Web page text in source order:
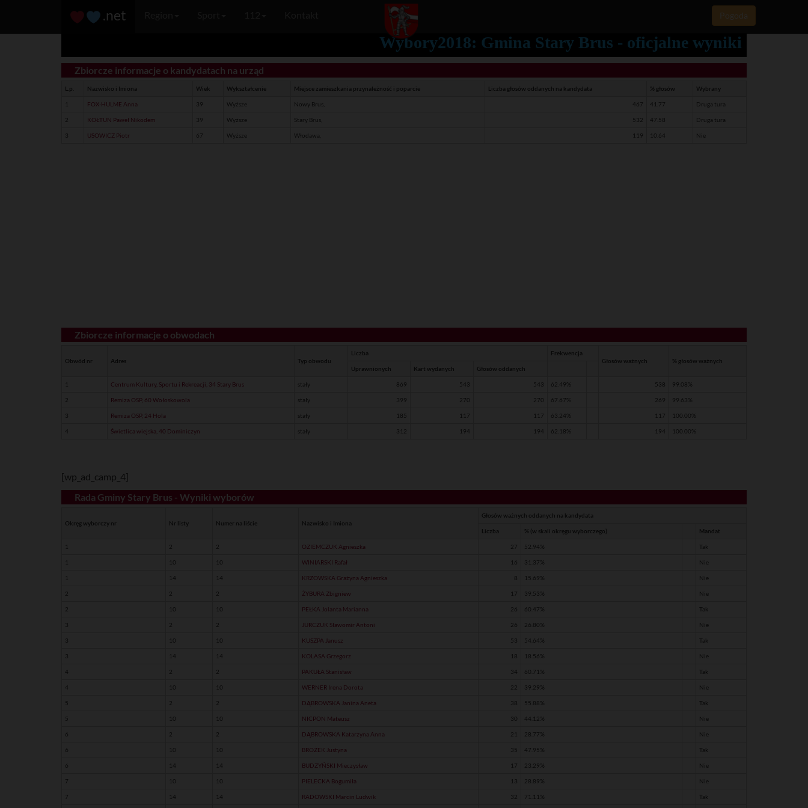
.net Pogoda
Wybory2018: Gmina Stary Brus - oficjalne wyniki
Zbiorcze informacje o kandydatach na urząd
L.p. Nazwisko i Imiona Wiek Wykształcenie Miejsce zamieszkania przynależność i poparcie Liczba głosów oddanych na kandydata % głosów Wybrany
1 FOX-HULME Anna 39 Wyższe Nowy Brus, 467 41.77 Druga tura
2 KOŁTUN Paweł Nikodem 39 Wyższe Stary Brus, 532 47.58 Druga tura
3 USOWICZ Piotr 67 Wyższe Włodawa, 119 10.64 Nie
Zbiorcze informacje o obwodach
Obwód nr Adres Typ obwodu
Liczba
Frekwencja
Głosów ważnych
% głosów ważnych
Uprawnionych
Kart wydanych Głosów oddanych
1 Centrum Kultury, Sportu i Rekreacji, 34 Stary Brus stały 869 543 543 62.49% 538 99.08%
2 Remiza OSP, 60 Wołoskowola stały 399 270 270 67.67% 269 99.63%
3 Remiza OSP, 24 Hola stały 185 117 117 63.24% 117 100.00%
4 Świetlica wiejska, 40 Dominiczyn stały 312 194 194 62.18% 194 100.00%
[wp_ad_camp_4]
Rada Gminy Stary Brus - Wyniki wyborów
Okręg wyborczy nr Nr listy Numer na liście Nazwisko i Imiona
Głosów ważnych oddanych na kandydata
Liczba % (w skali okręgu wyborczego) Mandat
1 2 2 OZIEMCZUK Agnieszka 27 52.94% Tak
1 10 10 WINIARSKI Rafał 16 31.37% Nie
1 14 14 KRZOWSKA Grażyna Agnieszka 8 15.69% Nie
2 2 2 ŻYBURA Zbigniew 17 39.53% Nie
2 10 10 PEŁKA Jolanta Marianna 26 60.47% Tak
3 2 2 JURCZUK Sławomir Antoni 26 26.80% Nie
3 10 10 KUSZPA Janusz 53 54.64% Tak
3 14 14 KOLASA Grzegorz 18 18.56% Nie
4 2 2 PAKUŁA Stanisław 34 60.71% Tak
4 10 10 WERNER Irena Dorota 22 39.29% Nie
5 2 2 DĄBROWSKA Janina Aneta 38 55.88% Tak
5 10 10 NICPON Mateusz 30 44.12% Nie
6 2 2 DĄBROWSKA Katarzyna Anna 21 28.77% Nie
6 10 10 BROŻEK Justyna 35 47.95% Tak
6 14 14 BUDZYŃSKI Mieczysław 17 23.29% Nie
7 10 10 PIELECKA Bogumiła 13 28.89% Nie
7 14 14 RADOWSKI Marcin Ludwik 32 71.11% Tak